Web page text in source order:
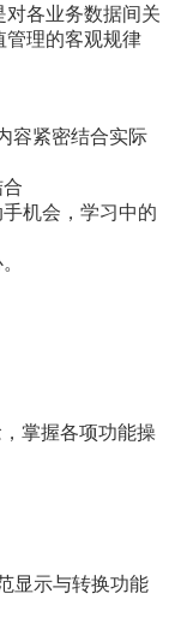
各业务数据间关
管理的客观规律
容紧密结合实际
机会，学习中的
掌握各项功能操
显示与转换功能